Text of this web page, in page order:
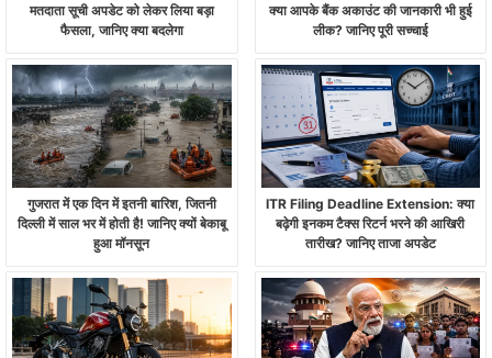
मतदाता सूची अपडेट को लेकर लिया बड़ा
फैसला, जानिए क्या बदलेगा
क्या आपके बैंक अकाउंट की जानकारी भी हुई
लीक? जानिए पूरी सच्चाई
गुजरात में एक दिन में इतनी बारिश, जितनी
दिल्ली में साल भर में होती है! जानिए क्यों बेकाबू
हुआ मॉनसून
ITR Filing Deadline Extension: क्या
बढ़ेगी इनकम टैक्स रिटर्न भरने की आखिरी
तारीख? जानिए ताजा अपडेट